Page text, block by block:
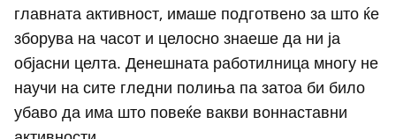
главната активност, имаше подготвено за што ќе
зборува на часот и целосно знаеше да ни ја
објасни целта. Денешната работилница многу не
научи на сите гледни полиња па затоа би било
убаво да има што повеќе вакви воннаставни